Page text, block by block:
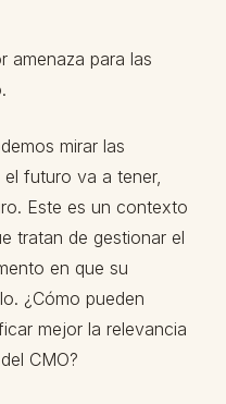
amenaza para las
mirar las
futuro va a tener,
Este es un contexto
tratan de gestionar el
en que su
¿Cómo pueden
mejor la relevancia
CMO?